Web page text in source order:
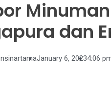
dan
January 6, 20234:06